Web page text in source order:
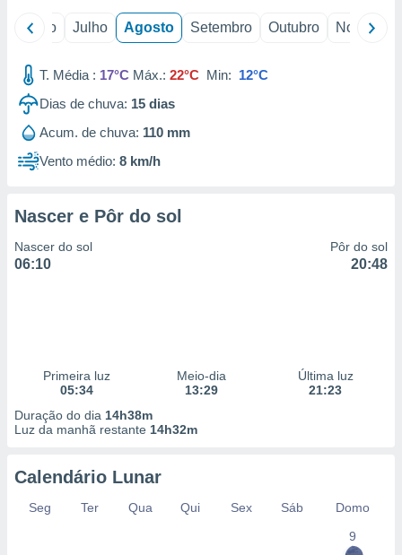
Junho Julho Agosto Setembro Outubro Novembro
T. Média : 17°C Máx.: 22°C Min: 12°C
Dias de chuva: 15 dias
Acum. de chuva: 110 mm
Vento médio: 8 km/h
Nascer e Pôr do sol
Nascer do sol
06:10
Pôr do sol
20:48
Primeira luz
05:34
Meio-dia
13:29
Última luz
21:23
Duração do dia 14h38m
Luz da manhã restante 14h32m
Calendário Lunar
Seg Ter Qua Qui Sex Sáb
Domo
9